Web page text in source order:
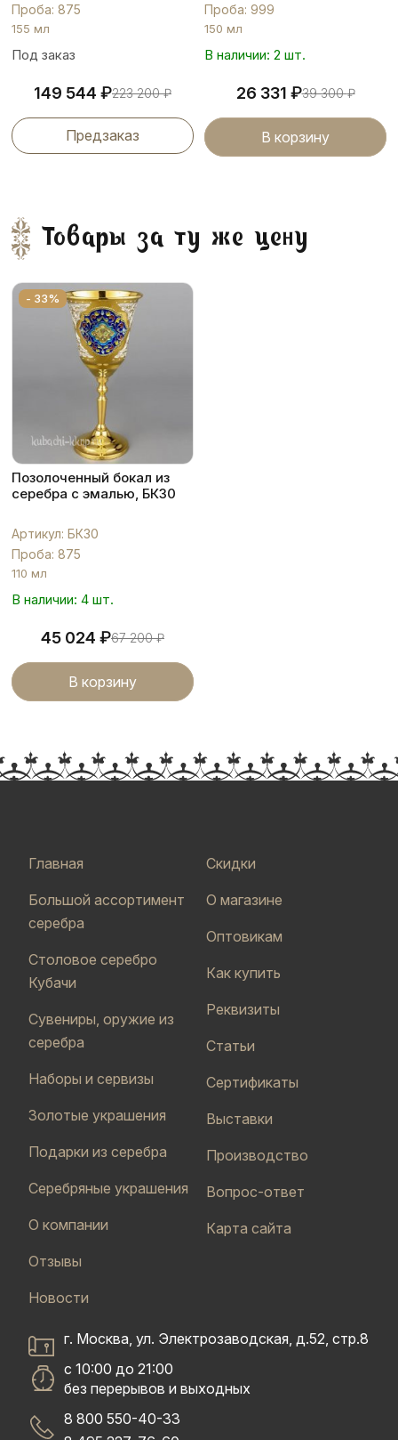
Проба: 875
155 мл
Под заказ
149 544 ₽223 200₽
Предзаказ
Проба: 999
150 мл
В наличии: 2 шт.
26 331 ₽39 300₽
В корзину
Товары за ту же цену
- 33%
Позолоченный бокал из
серебра с эмалью, БК30
Артикул: БК30
Проба: 875
110 мл
В наличии: 4 шт.
45 024 ₽67 200₽
В корзину
Главная
Большой ассортимент
серебра
Столовое серебро
Кубачи
Сувениры, оружие из
серебра
Наборы и сервизы
Золотые украшения
Подарки из серебра
Серебряные украшения
О компании
Отзывы
Новости
Скидки
О магазине
Оптовикам
Как купить
Реквизиты
Статьи
Сертификаты
Выставки
Производство
Вопрос-ответ
Карта сайта
г. Москва, ул. Электрозаводская, д.52, стр.8
с 10:00 до 21:00
без перерывов и выходных
8 800 550-40-33